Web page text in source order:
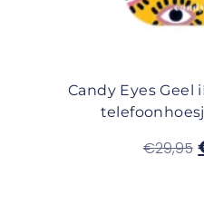
Candy Eyes Geel
€29,95